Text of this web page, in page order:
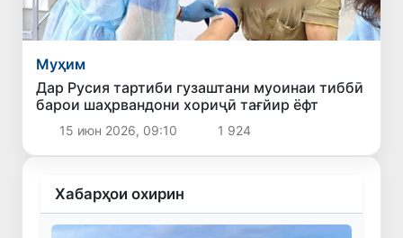
Муҳим
Дар Русия тартиби гузаштани муоинаи тиббӣ
барои шаҳрвандони хориҷӣ тағйир ёфт
15 июн 2026, 09:10 1 924
Хабарҳои охирин